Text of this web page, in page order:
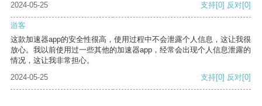
2024-05-25
支持[0] 反对[0]
游客
这款加速器app的安全性很高，使用过程中不会泄露个人信息，这让我很
放心。我以前使用过一些其他的加速器app，经常会出现个人信息泄露的
情况，这让我非常担心。
2024-05-25
支持[0] 反对[0]